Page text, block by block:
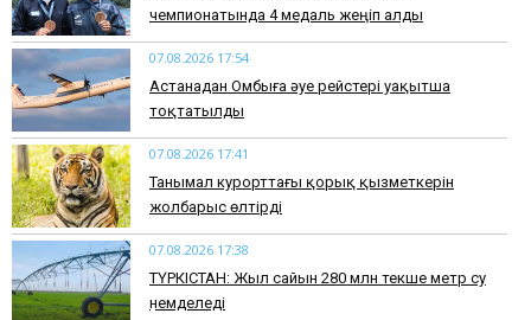
чемпионатында 4 медаль жеңіп алды
07.08.2026 17:54
Астанадан Омбыға әуе рейстері уақытша
тоқтатылды
07.08.2026 17:41
​Танымал курорттағы қорық қызметкерін
жолбарыс өлтірді
07.08.2026 17:38
ТҮРКІСТАН: Жыл сайын 280 млн текше метр су
үнемделеді